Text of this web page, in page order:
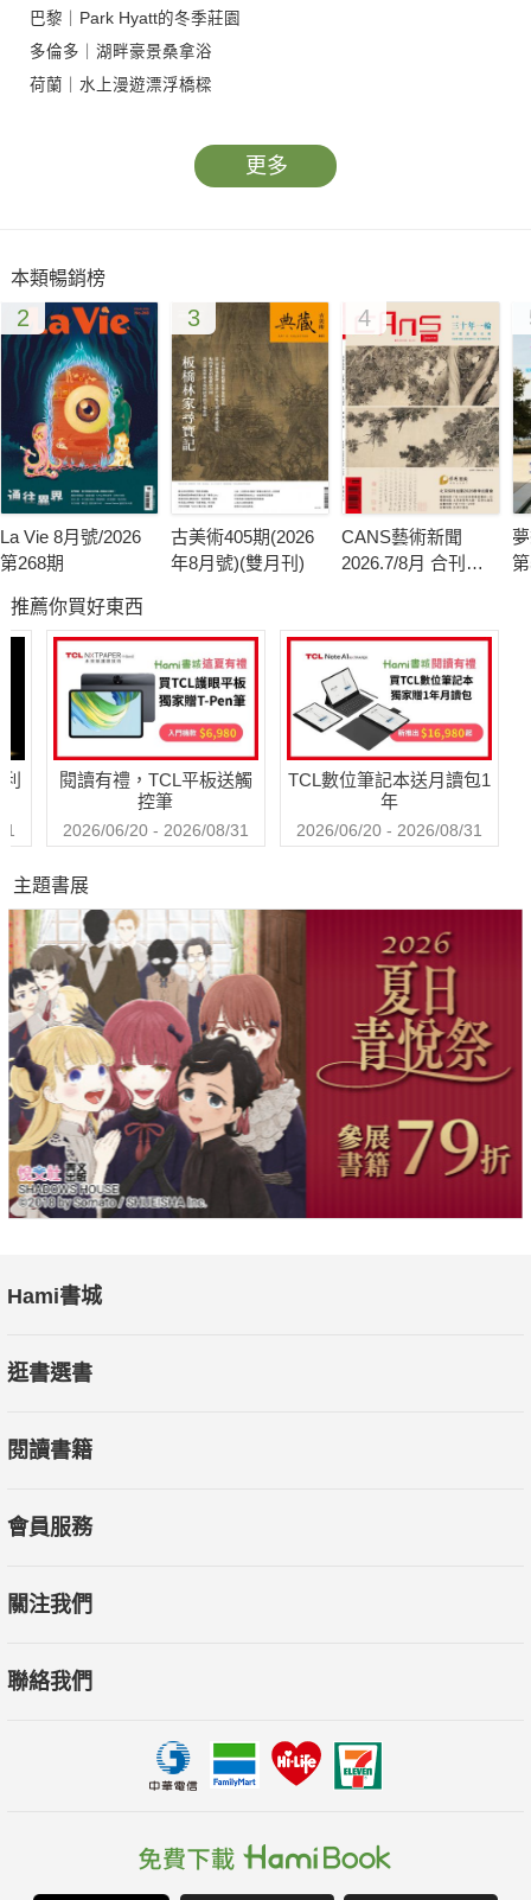
巴黎｜Park Hyatt的冬季莊園
多倫多｜湖畔豪景桑拿浴
荷蘭｜水上漫遊漂浮橋樑
更多
本類暢銷榜
2
La Vie 8月號/2026
第268期
3
古美術405期(2026
年8月號)(雙月刊)
4
CANS藝術新聞
2026.7/8月 合刊號
推薦你買好東西
閱讀有禮，TCL平板送觸
控筆
2026/06/20 - 2026/08/31
TCL數位筆記本送月讀包1
年
2026/06/20 - 2026/08/31
主題書展
Hami書城
逛書選書
閱讀書籍
會員服務
關注我們
聯絡我們